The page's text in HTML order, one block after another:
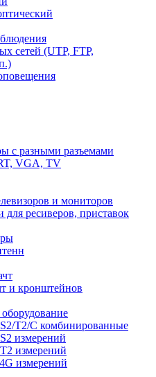
сетей (UTP, FTP,
с разными разъемами
VGA, TV
и мониторов
ресиверов, приставок
и кронштейнов
T2/C комбинированные
измерений
измерений
измерений